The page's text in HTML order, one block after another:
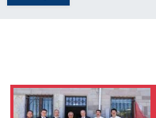
Gayrimenkul